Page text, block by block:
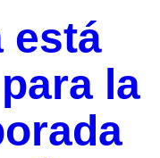
está
la